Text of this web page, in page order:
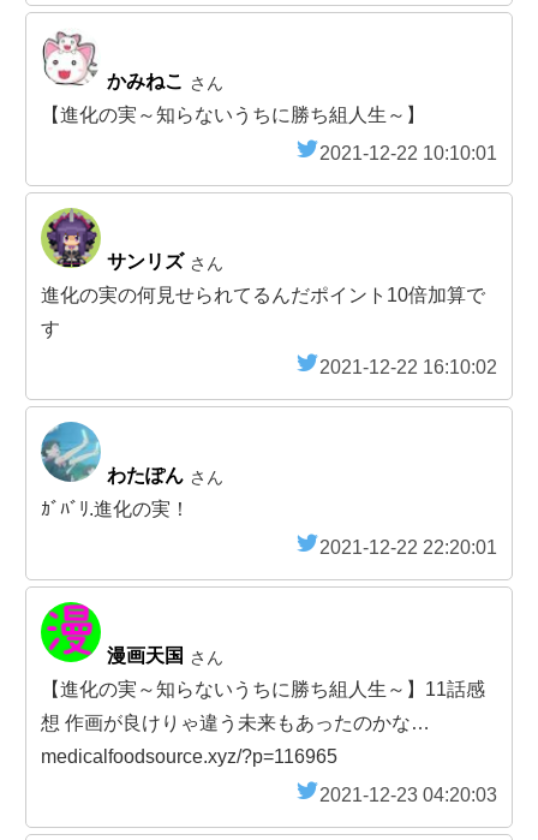
かみねこ さん
【進化の実～知らないうちに勝ち組人生～】
2021-12-22 10:10:01
サンリズ さん
進化の実の何見せられてるんだポイント10倍加算で
す
2021-12-22 16:10:02
わたぽん さん
ｶﾞﾊﾞﾘ.進化の実！
2021-12-22 22:20:01
漫画天国 さん
【進化の実～知らないうちに勝ち組人生～】11話感
想 作画が良けりゃ違う未来もあったのかな…
medicalfoodsource.xyz/?p=116965
2021-12-23 04:20:03